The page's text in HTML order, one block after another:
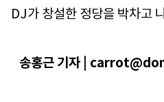
DJ가 창설한 정당을 박차고
송홍근 기자 |